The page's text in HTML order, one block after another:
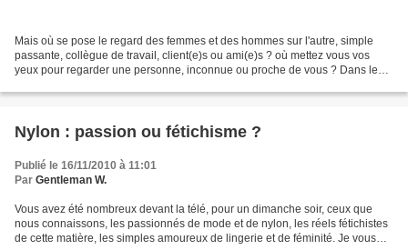
Mais où se pose le regard des femmes et des hommes sur l'autre, simple
passante, collègue de travail, client(e)s ou ami(e)s ? où mettez vous vos
yeux pour regarder une personne, inconnue ou proche de vous ? Dans le
Nylon : passion ou fétichisme ?
Publié le 16/11/2010 à 11:01
Par Gentleman W.
Vous avez été nombreux devant la télé, pour un dimanche soir, ceux que
nous connaissons, les passionnés de mode et de nylon, les réels fétichistes
de cette matière, les simples amoureux de lingerie et de féminité. Je vous